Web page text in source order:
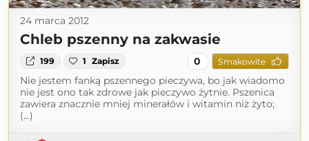
24 marca 2012
Chleb pszenny na zakwasie
199 1 Zapisz 0 Smakowite
Nie jestem fanką pszennego pieczywa, bo jak wiadomo
nie jest ono tak zdrowe jak pieczywo żytnie. Pszenica
zawiera znacznie mniej minerałów i witamin niż żyto;
(...)